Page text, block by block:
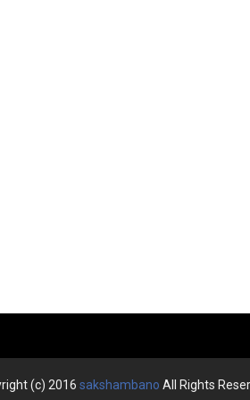
(c) 2016 sakshambano All Rights